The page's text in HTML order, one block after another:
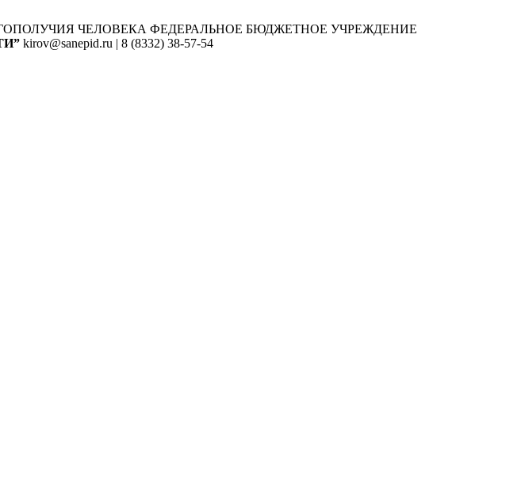
ЧЕЛОВЕКА ФЕДЕРАЛЬНОЕ БЮДЖЕТНОЕ УЧРЕЖДЕНИЕ
kirov@sanepid.ru | 8 (8332) 38-57-54